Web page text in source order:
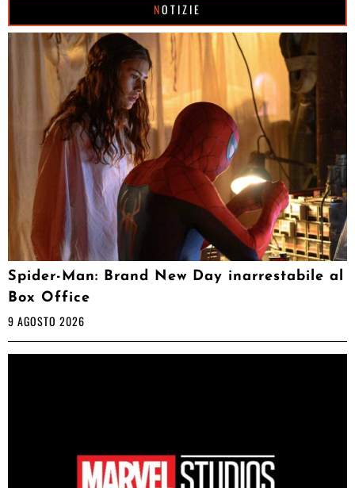
NOTIZIE
Spider-Man: Brand New Day inarrestabile al
Box Office
9 AGOSTO 2026